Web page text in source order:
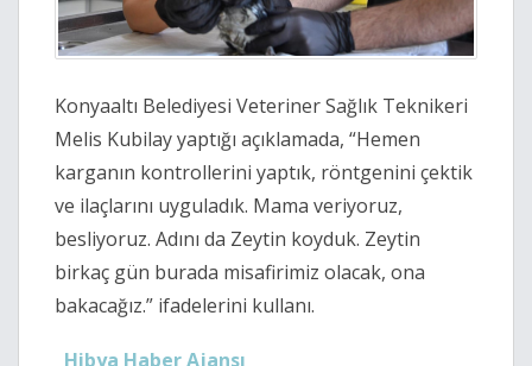
Konyaaltı Belediyesi Veteriner Sağlık Teknikeri
Melis Kubilay yaptığı açıklamada, “Hemen
karganın kontrollerini yaptık, röntgenini çektik
ve ilaçlarını uyguladık. Mama veriyoruz,
besliyoruz. Adını da Zeytin koyduk. Zeytin
birkaç gün burada misafirimiz olacak, ona
bakacağız.” ifadelerini kullanı.
Hibya Haber Ajansı